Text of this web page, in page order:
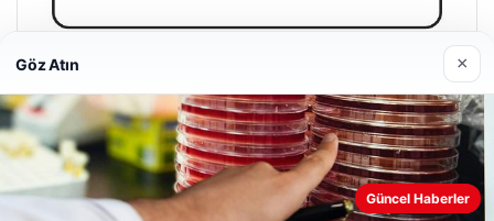
Enes Kaplan Avukatlık Bürosu
28/04/2026
Web sitemizi nasıl kullandığınızı daha iyi anlayabilmek,
Göz Atın ×
Güncel Haberler